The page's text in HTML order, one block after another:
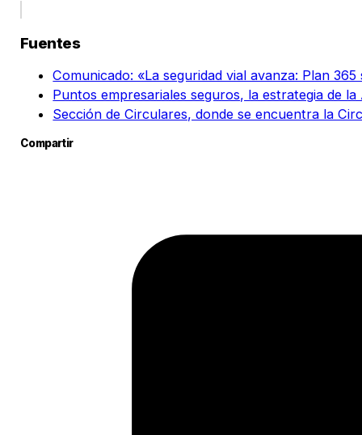
Fuentes
Comunicado: «La seguridad vial avanza: Plan
Puntos empresariales seguros, la estrategia de
Sección de Circulares, donde se encuentra la
Compartir